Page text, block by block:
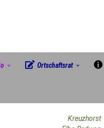
Ortschaftsrat
Kreuzhorst